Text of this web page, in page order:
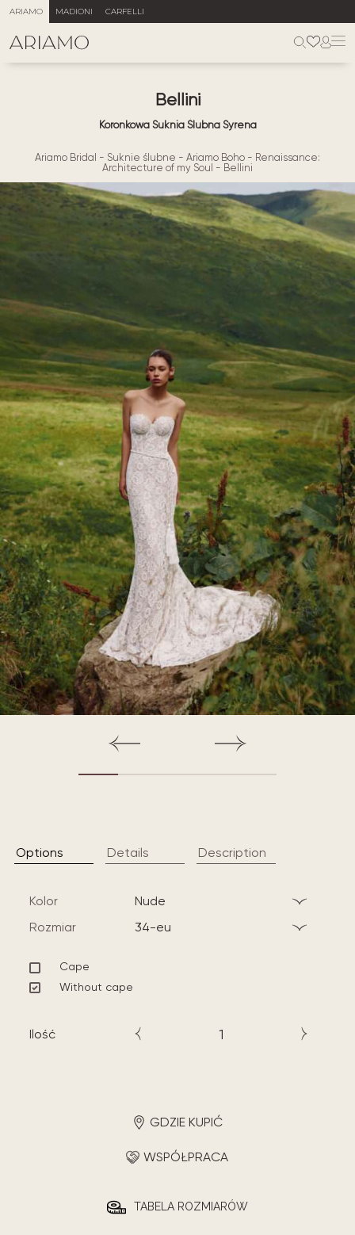
ARIAMO MADIONI CARFELLI
Bellini
Koronkowa Suknia Ślubna Syrena
Ariamo Bridal - Suknie ślubne - Ariamo Boho - Renaissance:
Architecture of my Soul - Bellini
Options Details Description
Kolor
nude
Rozmiar
34-eu
Cape
Without cape
Ilość
GDZIE KUPIĆ
WSPÓŁPRACA
TABELA ROZMIARÓW